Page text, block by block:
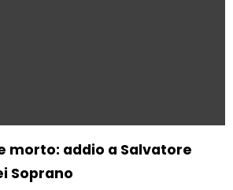
morto: addio a Salvatore
Soprano